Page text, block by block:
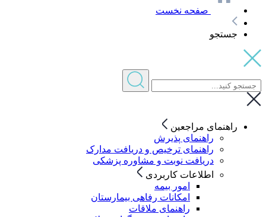
صفحه نخست
جستجو
راهنمای مراجعین
راهنمای پذیرش
راهنمای ترخیص و دریافت مدارک
دریافت نوبت و مشاوره پزشکی
اطلاعات کاربردی
امور بیمه
امکانات رفاهی بیمارستان
راهنمای ملاقات